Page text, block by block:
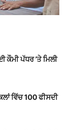
ਕੌਮੀ ਪੱਧਰ ’ਤੇ ਮਿਲੀ
ਵਿੱਚ 100 ਫੀਸਦੀ